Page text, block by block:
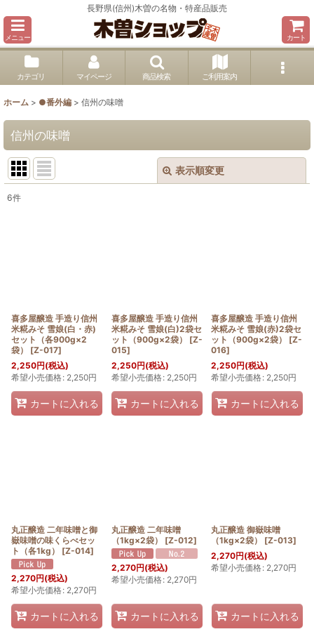
長野県(信州)木曽の名物・特産品販売
メニュー カート
カテゴリ マイページ 商品検索 ご利用案内
ホーム > ●番外編 > 信州の味噌
信州の味噌
表示順変更
6件
喜多屋醸造 手造り信州
米糀みそ 雪娘(白・赤)
セット（各900g×2
袋）
[Z-017]
2,250円(税込)
希望小売価格: 2,250円
カートに入れる
喜多屋醸造 手造り信州
米糀みそ 雪娘(白)2袋セ
ット（900g×2袋）
[Z-
015]
2,250円(税込)
希望小売価格: 2,250円
カートに入れる
喜多屋醸造 手造り信州
米糀みそ 雪娘(赤)2袋セ
ット（900g×2袋）
[Z-
016]
2,250円(税込)
希望小売価格: 2,250円
カートに入れる
丸正醸造 二年味噌と御
嶽味噌の味くらべセッ
ト（各1kg）
[Z-014]
2,270円(税込)
希望小売価格: 2,270円
カートに入れる
丸正醸造 二年味噌
（1kg×2袋）
[Z-012]
2,270円(税込)
希望小売価格: 2,270円
カートに入れる
丸正醸造 御嶽味噌
（1kg×2袋）
[Z-013]
2,270円(税込)
希望小売価格: 2,270円
カートに入れる